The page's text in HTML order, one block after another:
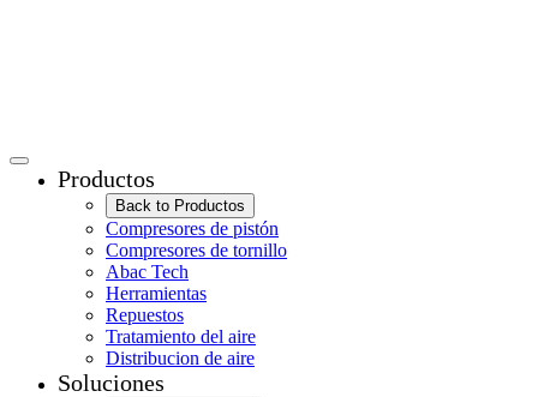
Productos
Back to Productos
Compresores de pistón
Compresores de tornillo
Abac Tech
Herramientas
Repuestos
Tratamiento del aire
Distribucion de aire
Soluciones